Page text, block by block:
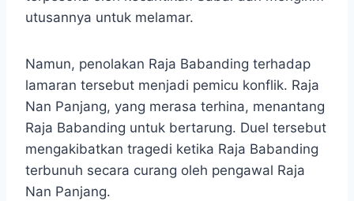
utusannya untuk melamar.
Namun, penolakan Raja Babanding terhadap
lamaran tersebut menjadi pemicu konflik. Raja
Nan Panjang, yang merasa terhina, menantang
Raja Babanding untuk bertarung. Duel tersebut
mengakibatkan tragedi ketika Raja Babanding
terbunuh secara curang oleh pengawal Raja
Nan Panjang.